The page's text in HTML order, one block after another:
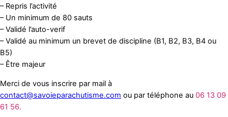
– Repris l’activité
– Un minimum de 80 sauts
– Validé l’auto-verif
– Validé au minimum un brevet de discipline (B1, B2, B3, B4 ou
B5)
– Être majeur
Merci de vous inscrire par mail à
contact@savoieparachutisme.com ou par téléphone au 06 13 09
61 56.